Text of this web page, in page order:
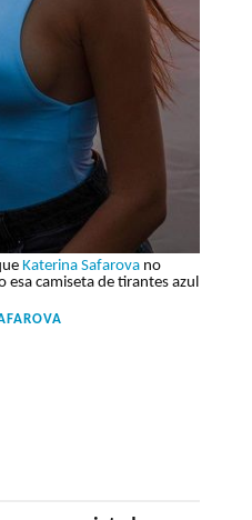
Katerina Safarovano
esa camiseta de tirantes azul